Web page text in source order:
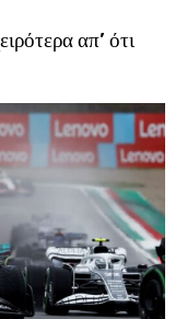
απ’ ότι